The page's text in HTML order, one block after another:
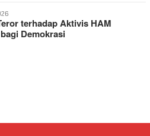
terhadap Aktivis HAM
Demokrasi